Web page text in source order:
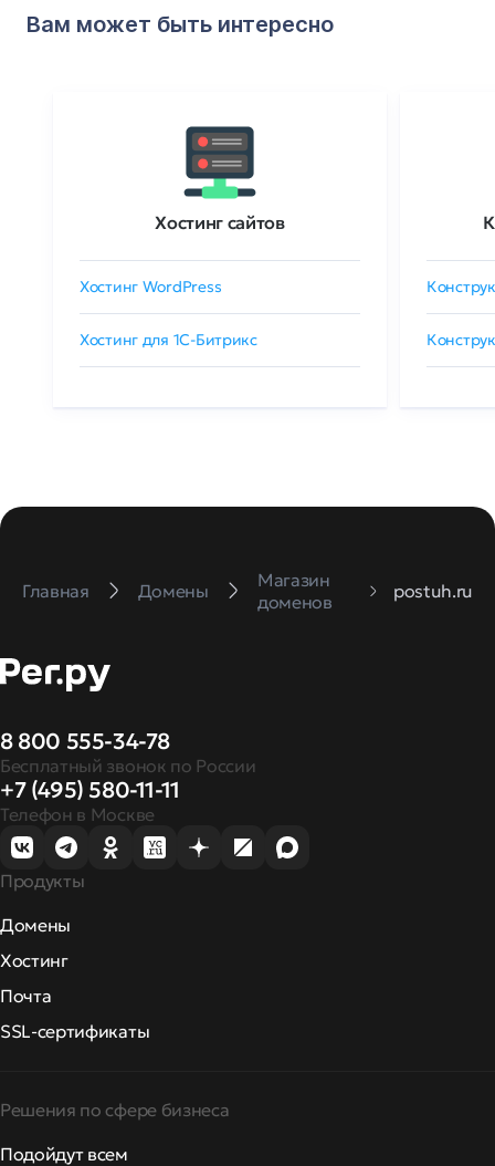
Вам может быть интересно
Хостинг сайтов
Хостинг WordPress
Хостинг для 1C-Битрикс
Главная Домены
Магазин
доменов
postuh.ru
8 800 555-34-78
Бесплатный звонок по России
+7 (495) 580-11-11
Телефон в Москве
Продукты
Домены
Хостинг
Почта
SSL-сертификаты
Решения по сфере бизнеса
Подойдут всем